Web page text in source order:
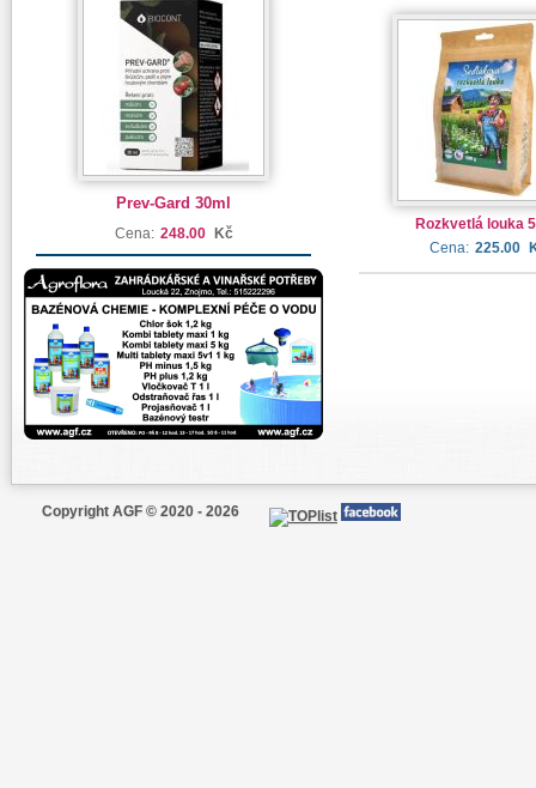
Prev-Gard 30ml
Cena: 248.00 Kč
Rozkvetlá louka
Cena: 225.00
Copyright AGF © 2020 - 2026